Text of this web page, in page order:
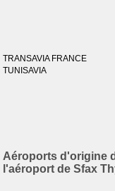
TRANSAVIA FRANCE
TUNISAVIA
Aéroports d'origine
l'aéroport de Sfax